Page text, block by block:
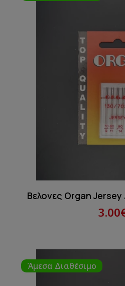
Βελονες Organ
Άμεσα Διαθέσιμο